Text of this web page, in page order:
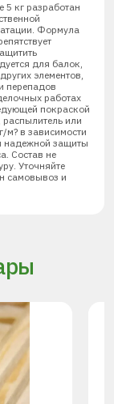
5 кг разработан
Формула
для балок,
элементов,
перепадов
работах
покраской
или
м? в зависимости
надежной защиты
Состав не
Уточняйте
самовывоз и